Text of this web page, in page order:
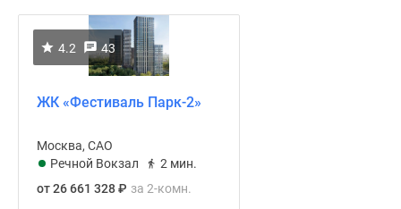
4.2 43
ЖК «Фестиваль Парк-2»
Москва, САО
Речной Вокзал
2 мин.
от 26 661 328₽ за 2-комн.